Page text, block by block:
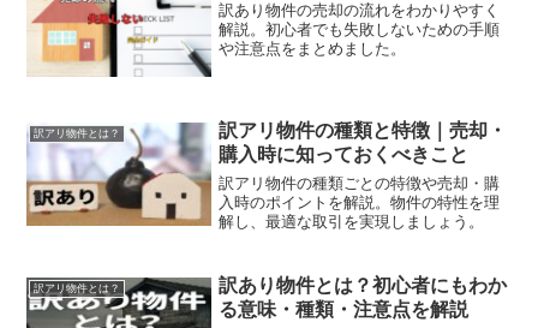
訳あり物件の売却の流れをわかりやすく
解説。初心者でも失敗しないための手順
や注意点をまとめました。
訳アリ物件とは？
訳アリ物件の種類と特徴｜売却・
購入時に知っておくべきこと
訳アリ物件の種類ごとの特徴や売却・購
入時のポイントを解説。物件の特性を理
解し、最適な取引を実現しましょう。
訳アリ物件とは？
訳あり物件とは？初心者にもわか
る意味・種類・注意点を解説